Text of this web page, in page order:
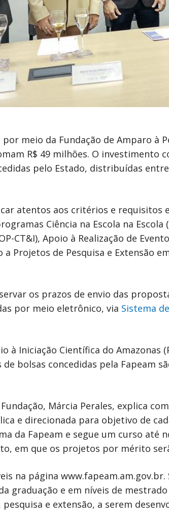
meio da Fundação de Amparo à
R$ 49 milhões. O
pelo Estado, distribuídas
atentos aos critérios e
Ciência na Escola na Escola
CT&I), Apoio à Realização de
a Projetos de Pesquisa e Extensão
os prazos de envio das
por meio eletrônico, via Sistema
à Iniciação Científica do Amazonas
de bolsas concedidas pela Fapeam
Márcia Perales, explica
e direcionada para objetivo de
da Fapeam e segue um curso até
em que os projetos por mérito
na página
graduação e em níveis de
e extensão, a serem